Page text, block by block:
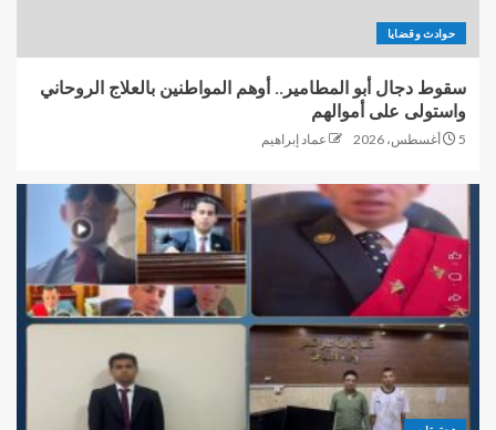
حوادث وقضايا
سقوط دجال أبو المطامير.. أوهم المواطنين بالعلاج الروحاني
واستولى على أموالهم
5 أغسطس، 2026 عماد إبراهيم